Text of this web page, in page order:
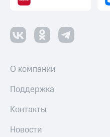
О компании
Поддержка
Контакты
Новости